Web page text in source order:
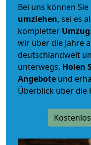
Bei uns können Sie
umziehen, sei es
kompletter Umzug
wir über die Jahre
deutschlandweit
unterwegs. Holen
Angebote und
Überblick über die